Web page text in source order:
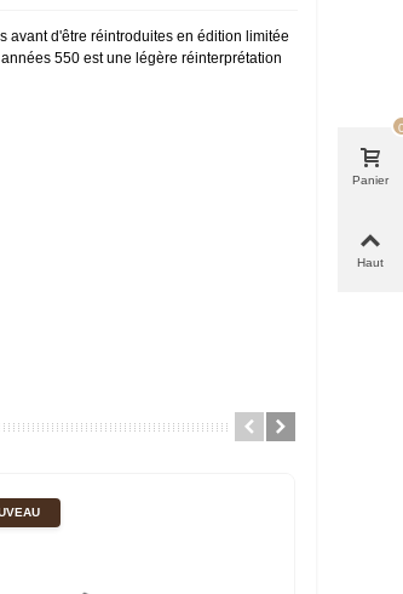
avant d'être réintroduites en édition limitée
550 est une légère réinterprétation
Panier
Haut